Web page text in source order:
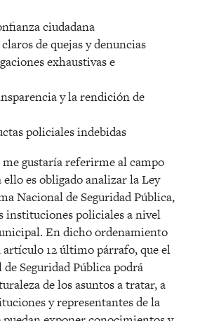
ciudadana
de quejas y denuncias
exhaustivas e
y la rendición de
policiales indebidas
gustaría referirme al campo
es obligado analizar la Ley
Nacional de Seguridad Pública,
instituciones policiales a nivel
En dicho ordenamiento
artículo 12 último párrafo, que el
Seguridad Pública podrá
de los asuntos a tratar, a
y representantes de la